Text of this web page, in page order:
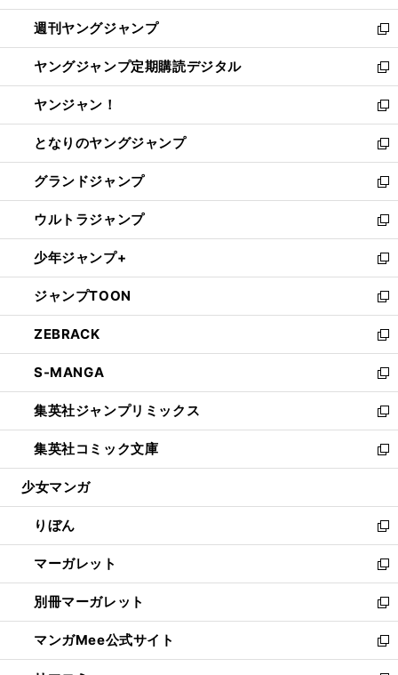
開
く
ウ
で
開
く
ン
ド
ウ
で
開
く
ウ
ィ
ン
ド
ウ
で
開
く
週刊ヤングジャンプ
新
し
い
ウ
ィ
ン
ド
ウ
で
開
く
ヤングジャンプ定期購読デジタル
新
し
い
ウ
ィ
ン
ド
ウ
で
開
く
ヤンジャン！
新
し
い
ウ
ィ
ン
ド
ウ
で
開
く
となりのヤングジャンプ
新
し
い
ウ
ィ
ン
ド
ウ
で
開
く
グランドジャンプ
新
し
い
ウ
ィ
ン
ド
ウ
で
開
く
ウルトラジャンプ
新
し
い
ウ
ィ
ン
ド
ウ
で
開
く
少年ジャンプ+
新
し
い
ウ
ィ
ン
ド
ウ
で
開
く
ジャンプTOON
新
し
い
ウ
ィ
ン
ド
ウ
で
開
ZEBRACK
新
し
い
ウ
ィ
ン
ド
ウ
開
く
S-MANGA
新
し
い
ウ
ィ
ン
ウ
で
開
く
集英社ジャンプリミックス
新
し
い
ウ
ン
ド
ウ
で
開
く
集英社コミック文庫
新
し
ウ
ィ
ン
ド
ウ
で
開
く
少女マンガ
りぼん
新
し
い
ウ
ィ
ン
ド
ウ
マーガレット
新
し
い
ウ
ィ
ン
別冊マーガレット
新
し
い
ウ
マンガMee公式サイト
新
し